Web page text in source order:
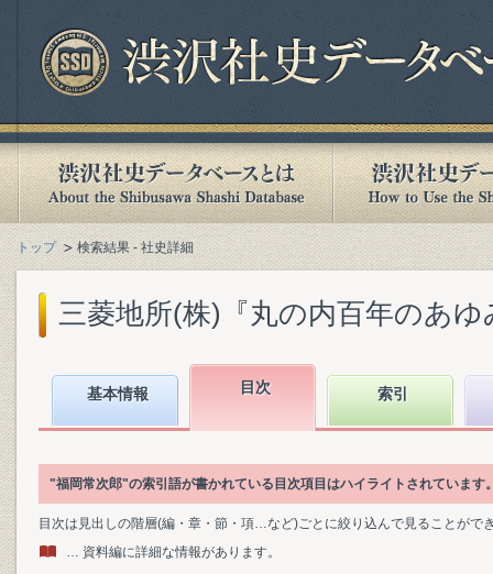
トップ 検索結果 - 社史詳細
三菱地所(株)『丸の内百年のあ
基本情報 目次 索引
"福岡常次郎"の索引語が書かれている目次項目はハイライトされています
目次は見出しの階層(編・章・節・項…など)ごとに絞り込んで見ることがで
… 資料編に詳細な情報があります。